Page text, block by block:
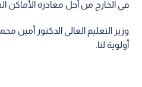
في الخارج من أجل مغادرة الأماكن
وزير التعليم العالي الدكتور أمين
أولوية لنا.